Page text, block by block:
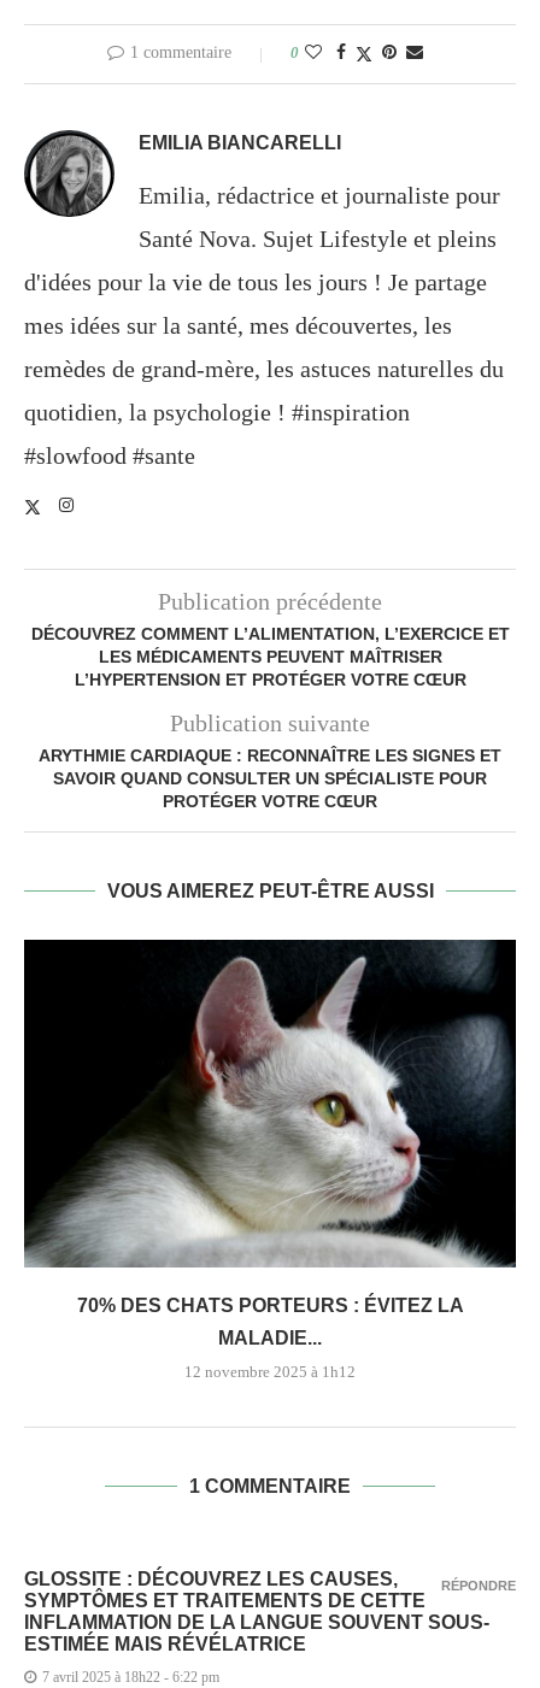
1 commentaire 0
EMILIA BIANCARELLI
Emilia, rédactrice et journaliste pour
Santé Nova. Sujet Lifestyle et pleins
d'idées pour la vie de tous les jours ! Je partage
mes idées sur la santé, mes découvertes, les
remèdes de grand-mère, les astuces naturelles du
quotidien, la psychologie ! #inspiration
#slowfood #sante
Publication précédente
DÉCOUVREZ COMMENT L’ALIMENTATION, L’EXERCICE ET
LES MÉDICAMENTS PEUVENT MAÎTRISER
L’HYPERTENSION ET PROTÉGER VOTRE CŒUR
Publication suivante
ARYTHMIE CARDIAQUE : RECONNAÎTRE LES SIGNES ET
SAVOIR QUAND CONSULTER UN SPÉCIALISTE POUR
PROTÉGER VOTRE CŒUR
VOUS AIMEREZ PEUT-ÊTRE AUSSI
70% DES CHATS PORTEURS : ÉVITEZ LA
MALADIE...
12 novembre 2025 à 1h12
1 COMMENTAIRE
GLOSSITE : DÉCOUVREZ LES CAUSES,
SYMPTÔMES ET TRAITEMENTS DE CETTE
INFLAMMATION DE LA LANGUE SOUVENT SOUS-
ESTIMÉE MAIS RÉVÉLATRICE
7 avril 2025 à 18h22 - 6:22 pm
RÉPONDRE